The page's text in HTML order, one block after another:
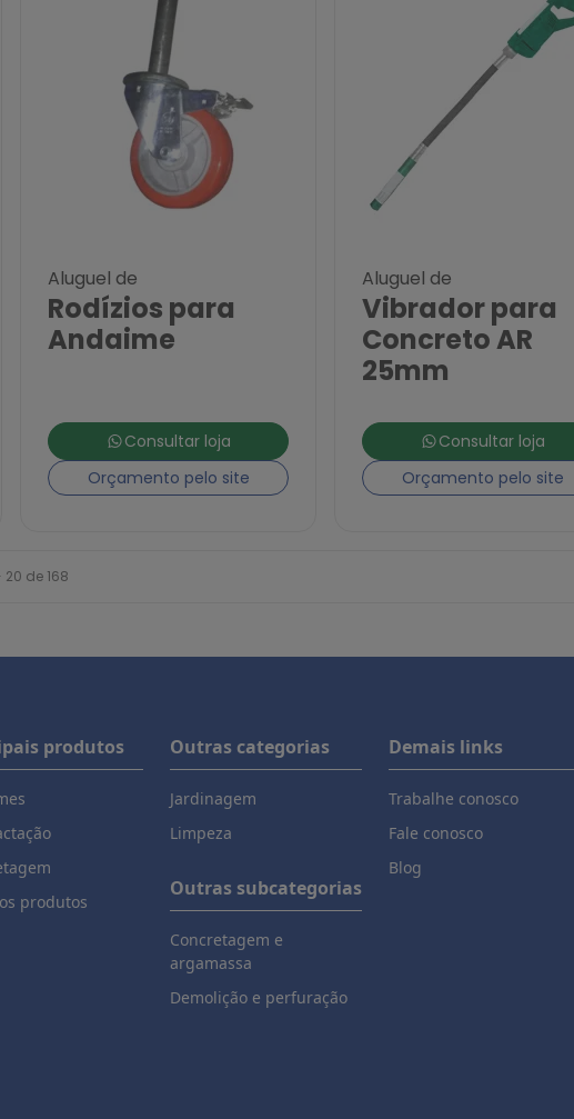
Aluguel de
Rodízios para
Andaime
Consultar loja
Orçamento pelo site
Aluguel de
Vibrador para
Concreto AR
25mm
Consultar loja
Orçamento pelo site
20 de 168
produtos
produtos
Outras categorias
Jardinagem
Limpeza
Outras subcategorias
Concretagem e
argamassa
Demolição e perfuração
Demais links
Trabalhe conosco
Fale conosco
Blog